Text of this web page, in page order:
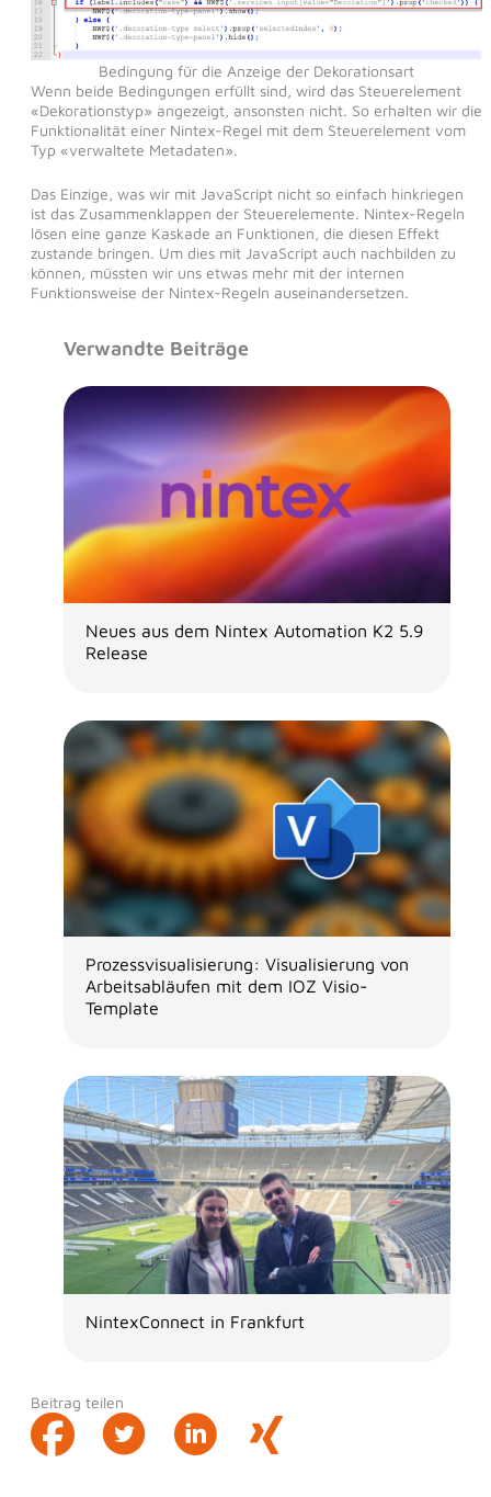
Bedingung für die Anzeige der Dekorationsart
Wenn beide Bedingungen erfüllt sind, wird das Steuerelement
«Dekorationstyp» angezeigt, ansonsten nicht. So erhalten wir die
Funktionalität einer Nintex-Regel mit dem Steuerelement vom
Typ «verwaltete Metadaten».
Das Einzige, was wir mit JavaScript nicht so einfach hinkriegen
ist das Zusammenklappen der Steuerelemente. Nintex-Regeln
lösen eine ganze Kaskade an Funktionen, die diesen Effekt
zustande bringen. Um dies mit JavaScript auch nachbilden zu
können, müssten wir uns etwas mehr mit der internen
Funktionsweise der Nintex-Regeln auseinandersetzen.
Verwandte Beiträge
Neues aus dem Nintex Automation K2 5.9
Release
Prozessvisualisierung: Visualisierung von
Arbeitsabläufen mit dem IOZ Visio-
Template
NintexConnect in Frankfurt
Beitrag teilen